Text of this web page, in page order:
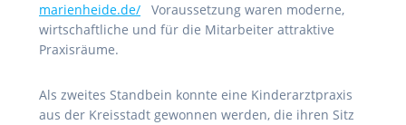
marienheide.de/ Voraussetzung waren moderne,
wirtschaftliche und für die Mitarbeiter attraktive
Praxisräume.
Als zweites Standbein konnte eine Kinderarztpraxis
aus der Kreisstadt gewonnen werden, die ihren Sitz